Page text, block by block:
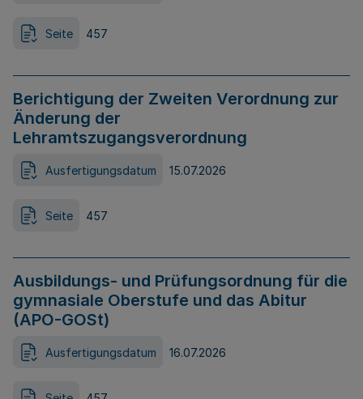
Seite 457
Berichtigung der Zweiten Verordnung zur
Änderung der
Lehramtszugangsverordnung
Ausfertigungsdatum 15.07.2026
Seite 457
Ausbildungs- und Prüfungsordnung für die
gymnasiale Oberstufe und das Abitur
(APO-GOSt)
Ausfertigungsdatum 16.07.2026